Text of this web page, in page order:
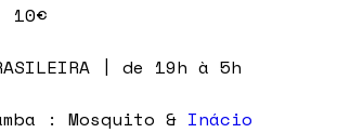
10€
| de 19h à 5h
: Mosquito & Inácio